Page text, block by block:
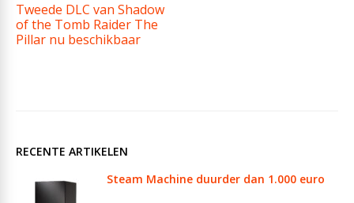
Tweede DLC van Shadow
of the Tomb Raider The
Pillar nu beschikbaar
RECENTE ARTIKELEN
Steam Machine duurder dan 1.000 euro